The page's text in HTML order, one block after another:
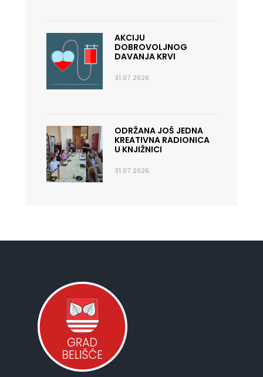
AKCIJU
DOBROVOLJNOG
DAVANJA KRVI
31.07.2026.
ODRŽANA JOŠ JEDNA
KREATIVNA RADIONICA
U KNJIŽNICI
31.07.2026.